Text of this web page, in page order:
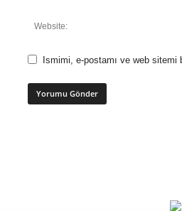
Ismimi, e-postamı ve web sitemi